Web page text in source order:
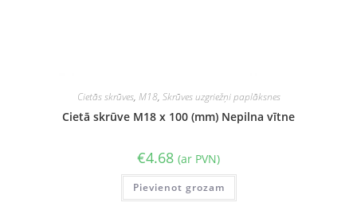
Cietās skrūves, M18, Skrūves uzgriežņi paplāksnes
Cietā skrūve M18 x 100 (mm) Nepilna vītne
€4.68 (ar PVN)
Pievienot grozam